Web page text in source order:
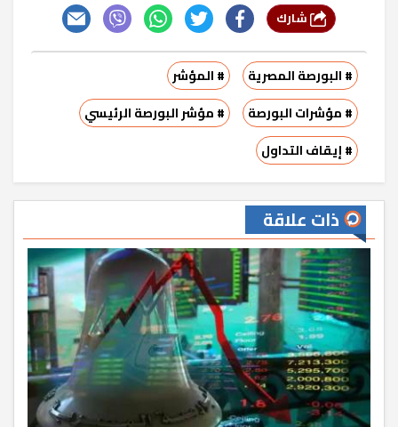
# البورصة المصرية
# المؤشر
# مؤشرات البورصة
# مؤشر البورصة الرئيسي
# إيقاف التداول
ذات علاقة